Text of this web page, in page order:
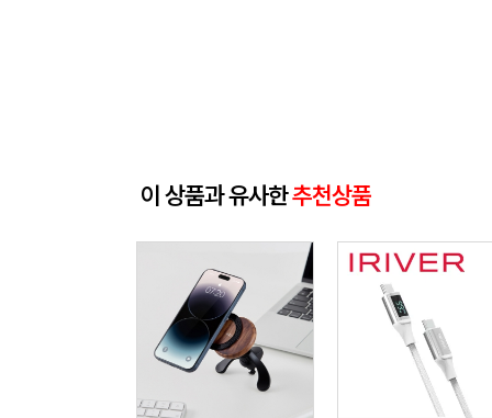
이 상품과 유사한추천상품